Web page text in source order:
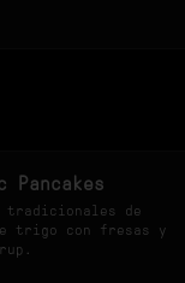
Pancakes
tradicionales de
trigo con fresas y